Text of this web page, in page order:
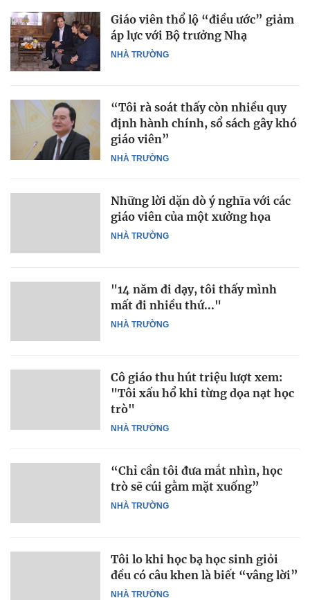
NHÀ TRƯỜNG
Giáo viên thổ lộ “điều ước” giảm
áp lực với Bộ trưởng Nhạ
NHÀ TRƯỜNG
“Tôi rà soát thấy còn nhiều quy
định hành chính, sổ sách gây khó
giáo viên”
NHÀ TRƯỜNG
Những lời dặn dò ý nghĩa với các
giáo viên của một xưởng họa
NHÀ TRƯỜNG
"14 năm đi dạy, tôi thấy mình
mất đi nhiều thứ..."
NHÀ TRƯỜNG
Cô giáo thu hút triệu lượt xem:
"Tôi xấu hổ khi từng dọa nạt học
trò"
NHÀ TRƯỜNG
“Chỉ cần tôi đưa mắt nhìn, học
trò sẽ cúi gằm mặt xuống”
NHÀ TRƯỜNG
Tôi lo khi học bạ học sinh giỏi
đều có câu khen là biết “vâng lời”